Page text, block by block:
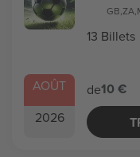
AOÛT
2026
GB,ZA,
13 Billets
de10 €